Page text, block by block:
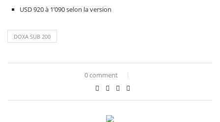
USD 920 à 1’090 selon la version
DOXA SUB 200
0 comment